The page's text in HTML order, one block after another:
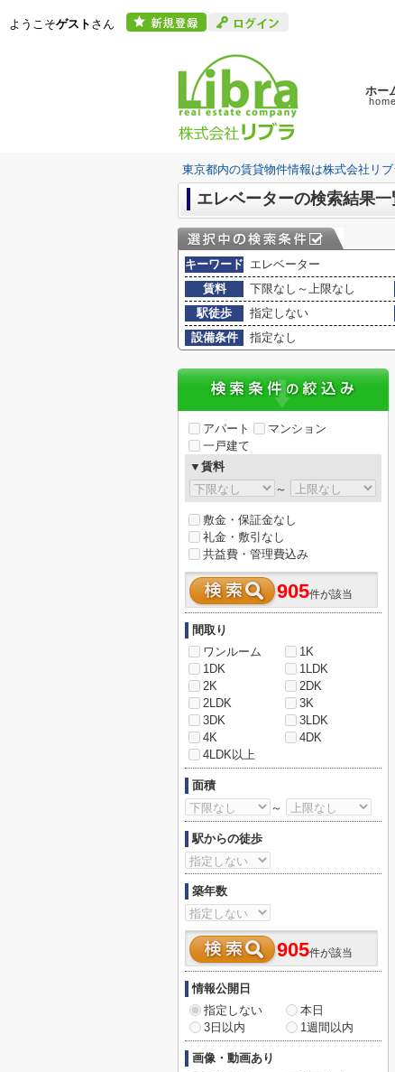
ようこそゲスト さん
ホー
home
東京都内の賃貸物件情報は株式会社リブ
エレベーターの検索結果一
キーワード エレベーター
賃料
下限なし～上限なし
駅徒歩
指定しない
設備条件
指定なし
アパート
マンション
一戸建て
▼賃料
～
敷金・保証金なし
礼金・敷引なし
共益費・管理費込み
905件が該当
間取り
ワンルーム
1K
1DK
1LDK
2K
2DK
2LDK
3K
3DK
3LDK
4K
4DK
4LDK以上
面積
～
駅からの徒歩
築年数
905件が該当
情報公開日
指定しない
本日
3日以内
1週間以内
画像・動画あり